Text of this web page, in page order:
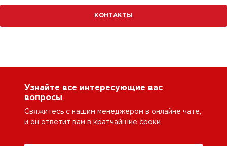
КОНТАКТЫ
Узнайте все интересующие вас
вопросы
Свяжитесь с нашим менеджером в онлайне чате,
и он ответит вам в кратчайшие сроки.